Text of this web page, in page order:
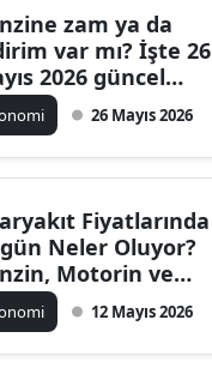
zam ya da
var mı? İşte 26
2026 güncel
motorin ve LPG
26 Mayıs 2026
Fiyatlarında
Neler Oluyor?
Motorin ve
Değişimler
Ediliyor! (12
2026)
12 Mayıs 2026